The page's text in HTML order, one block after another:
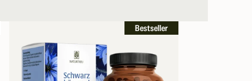
Bestseller